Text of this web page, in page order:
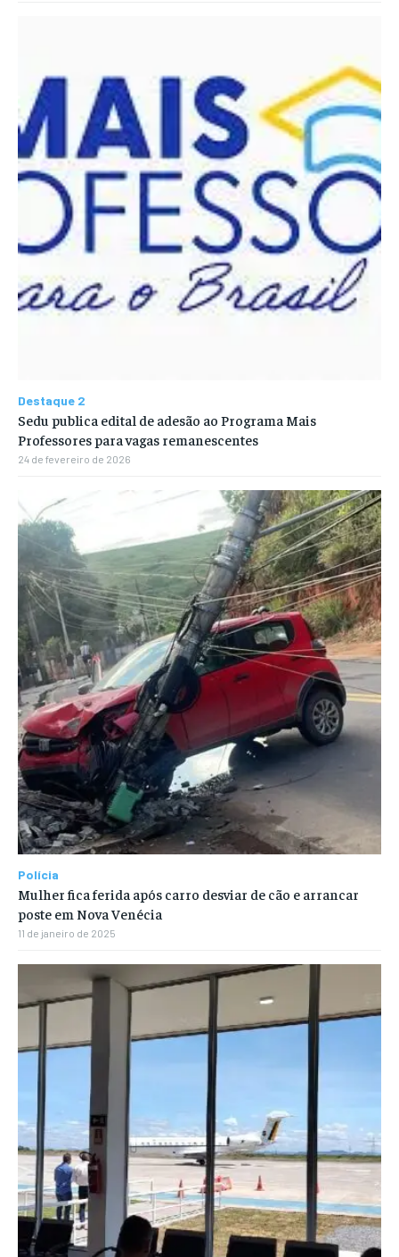
Destaque 2
Sedu publica edital de adesão ao Programa Mais
Professores para vagas remanescentes
24 de fevereiro de 2026
Polícia
Mulher fica ferida após carro desviar de cão e arrancar
poste em Nova Venécia
11 de janeiro de 2025